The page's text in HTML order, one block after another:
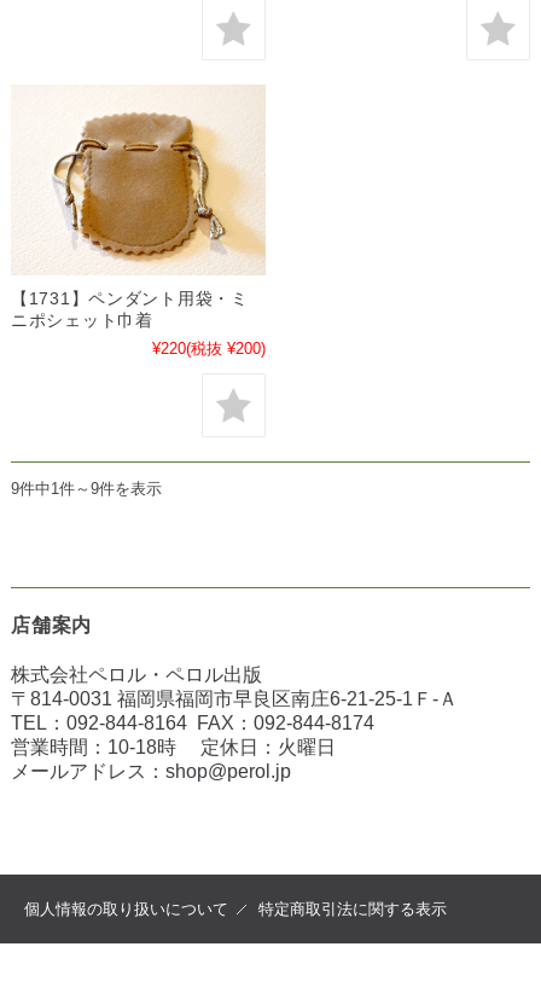
【1731】ペンダント用袋・ミ
ニポシェット巾着
¥220(税抜 ¥200)
9件中1件～9件を表示
店舗案内
株式会社ペロル・ペロル出版
〒814-0031 福岡県福岡市早良区南庄6-21-25-1Ｆ-Ａ
TEL： 092-844-8164FAX： 092-844-8174
営業時間：10-18時 定休日：火曜日
メールアドレス： shop@perol.jp
個人情報の取り扱いについて 特定商取引法に関する表示